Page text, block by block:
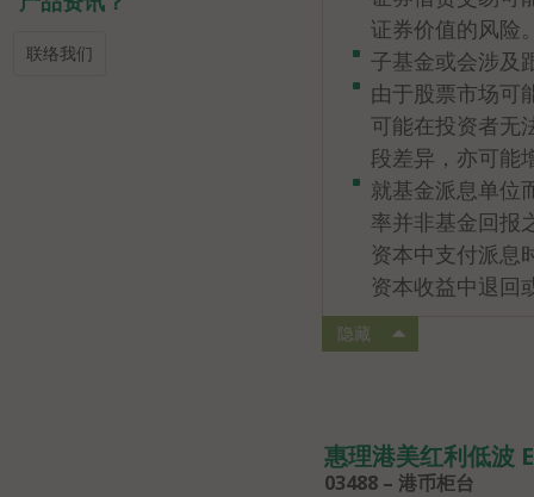
联络我们
证券价值的风险
子基金或会涉及
由于股票市场可
可能在投资者无
段差异，亦可能
就基金派息单位
率并非基金回报
资本中支付派息
资本收益中退回
隐藏
惠理港美红利低波
03488 – 港币柜台